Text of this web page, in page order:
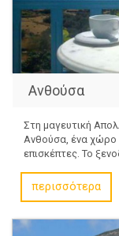
Ανθούσα
Στη μαγευτική
Ανθούσα, ένα χώρο
επισκέπτες. Το
περισσότερα